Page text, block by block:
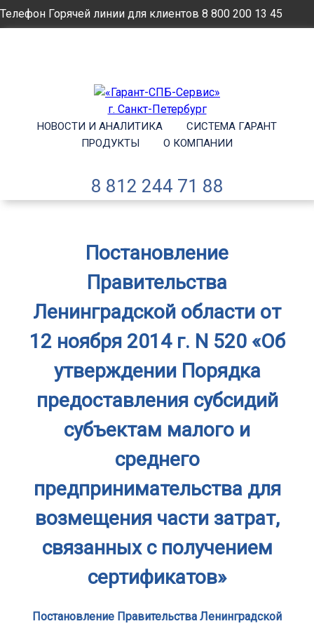
Телефон Горячей линии для клиентов 8 800 200 13 45
НОВОСТИ И АНАЛИТИКА
СИСТЕМА ГАРАНТ
ПРОДУКТЫ
О КОМПАНИИ
8 812 244 71 88
Постановление
Правительства
Ленинградской области от
12 ноября 2014 г. N 520 «Об
утверждении Порядка
предоставления субсидий
субъектам малого и
среднего
предпринимательства для
возмещения части затрат,
связанных с получением
сертификатов»
Постановление Правительства Ленинградской